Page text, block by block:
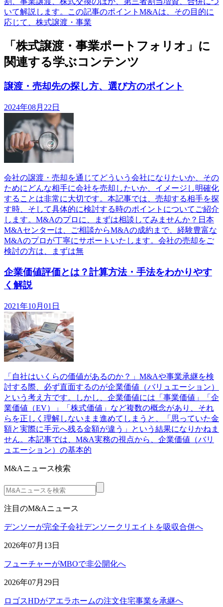
いて解説します。この記事のポイントM&Aは、その目的に
応じて、株式譲渡・事業
「株式譲渡・事業ポートフォリオ」に
関連する学ぶコンテンツ
譲渡・売却先の探し方、選び方のポイント
2024年08月22日
会社の譲渡・売却を通じてどういう会社になりたいか、その
ためにどんな相手に会社を売却したいか、イメージし明確化
することは非常に大切です。本記事では、売却する相手を探
す時、そして具体的に検討する時のポイントについてご紹介
します。M&Aのプロに、まずは相談してみませんか？日本
M&Aセンターは、ご相談からM&Aの成約まで、経験豊富な
M&Aのプロが丁寧にサポートいたします。会社の売却をご
検討の方は、まずは無
企業価値評価とは？計算方法・手法をわかりやす
く解説
2021年10月01日
「自社はいくらの価値があるのか？」M&Aや事業承継を検
討する際、必ず直面するのが企業価値（バリュエーション）
という考え方です。しかし、企業価値には「事業価値」「企
業価値（EV）」「株式価値」など複数の概念があり、それ
らを正しく理解しないまま進めてしまうと、「思っていた金
額と実際に手元へ残る金額が違う」という結果になりかねま
せん。本記事では、M&A実務の視点から、企業価値（バリ
ュエーション）の基本的
M&Aニュース検索
注目のM&Aニュース
デンソーが完全子会社デンソークリエイトを吸収合併へ
2026年07月13日
フューチャーがMBOで非公開化へ
2026年07月29日
ロゴスHDがアエラホームの注文住宅事業を承継へ